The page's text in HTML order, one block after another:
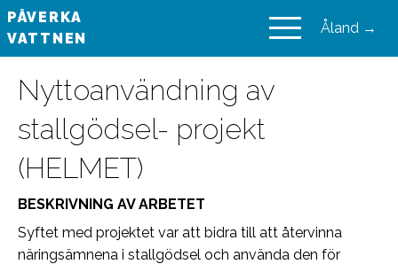
PÅVERKA
VATTNEN
Åland →
Nyttoanvändning av
stallgödsel- projekt
(HELMET)
BESKRIVNING AV ARBETET
Syftet med projektet var att bidra till att återvinna
näringsämnena i stallgödsel och använda den för